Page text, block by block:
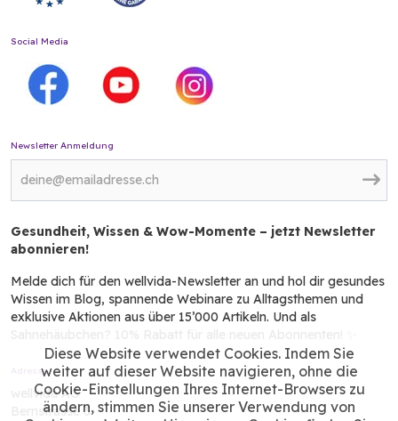
Diese Website verwendet Cookies. Indem Sie
weiter auf dieser Website navigieren, ohne die
Cookie-Einstellungen Ihres Internet-Browsers zu
ändern, stimmen Sie unserer Verwendung von
Social Media
Newsletter Anmeldung
Gesundheit, Wissen & Wow-Momente – jetzt Newsletter
abonnieren!
Melde dich für den wellvida-Newsletter an und hol dir gesundes
Wissen im Blog, spannende Webinare zu Alltagsthemen und
exklusive Aktionen aus über 15’000 Artikeln. Und als
Adresse
wellvida AG
Bernstrasse 3